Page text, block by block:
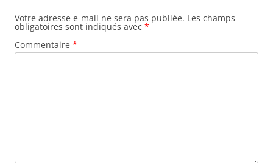
Votre adresse e-mail ne sera pas publiée. Les champs
obligatoires sont indiqués avec *
Commentaire *